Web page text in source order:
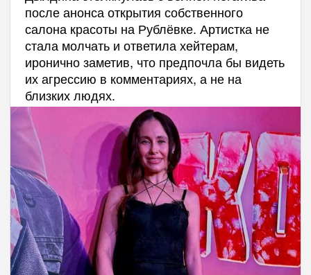
после анонса открытия собственного
салона красоты на Рублёвке. Артистка не
стала молчать и ответила хейтерам,
иронично заметив, что предпочла бы видеть
их агрессию в комментариях, а не на
близких людях.